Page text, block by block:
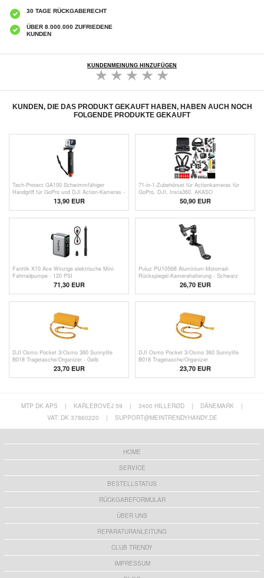
30 TAGE RÜCKGABERECHT
ÜBER 8.000.000 ZUFRIEDENE
KUNDEN
KUNDENMEINUNG HINZUFÜGEN
KUNDEN, DIE DAS PRODUKT GEKAUFT HABEN, HABEN AUCH NOCH
FOLGENDE PRODUKTE GEKAUFT
Tech-Protect GA100 Schwimmfähiger
Handgriff für GoPro und DJI Action-Kameras -
13,90 EUR
71-in-1-Zubehörset für Actionkameras für
GoPro, DJI, Insta360, AKASO
50,90 EUR
Fanttik X10 Ace Winzige elektrische Mini-
Fahrradpumpe - 120 PSI
71,30 EUR
Puluz PU1056B Aluminium-Motorrad-
Rückspiegel-Kamerahalterung - Schwarz
26,70 EUR
DJI Osmo Pocket 3/Osmo 360 Sunnylife
B018 Tragetasche/Organizer - Gelb
23,70 EUR
DJI Osmo Pocket 3/Osmo 360 Sunnylife
B018 Tragetasche/Organizer
23,70 EUR
MTP DK APS | KARLEBOVEJ 59 | 3400 HILLERØD | DÄNEMARK
|
VAT: DK 37860220
| SUPPORT@MEINTRENDYHANDY.DE
HOME
SERVICE
BESTELLSTATUS
RÜCKGABEFORMULAR
ÜBER UNS
REPARATURANLEITUNG
CLUB TRENDY
IMPRESSUM